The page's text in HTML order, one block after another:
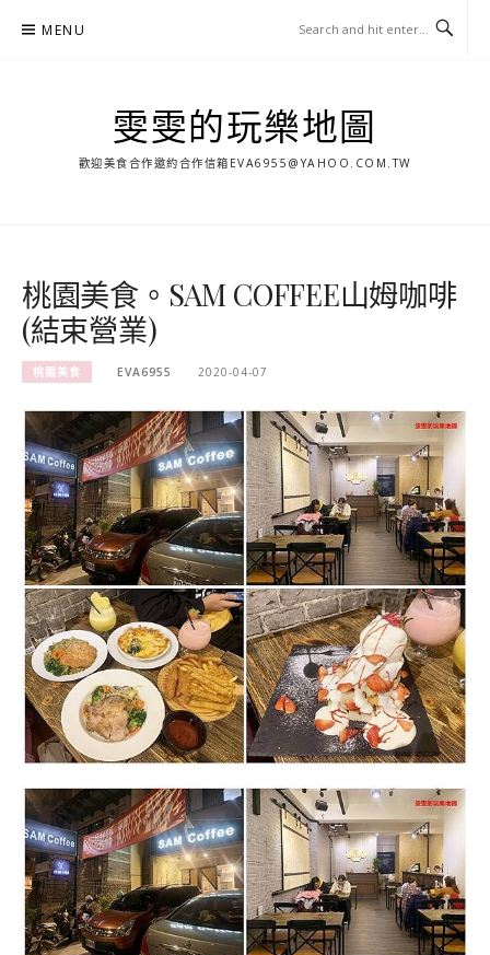
MENU
雯雯的玩樂地圖
歡迎美食合作邀約合作信箱 EVA6955@YAHOO.COM.TW
桃園美食。SAM COFFEE山姆咖啡
(結束營業)
桃園美食 EVA6955 2020-04-07